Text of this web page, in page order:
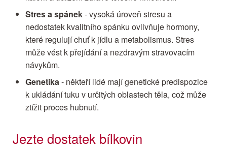
Stres a spánek- vysoká úroveň stresu a
nedostatek kvalitního spánku ovlivňuje hormony,
které regulují chuť k jídlu a metabolismus. Stres
může vést k přejídání a nezdravým stravovacím
návykům.
Genetika - někteří lidé mají genetické predispozice
k ukládání tuku v určitých oblastech těla, což může
ztížit proces hubnutí.
Jezte dostatek bílkovin